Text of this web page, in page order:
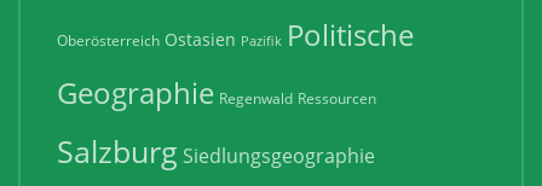
Oberösterreich Ostasien Pazifik Politische
Geographie Regenwald Ressourcen
Salzburg Siedlungsgeographie